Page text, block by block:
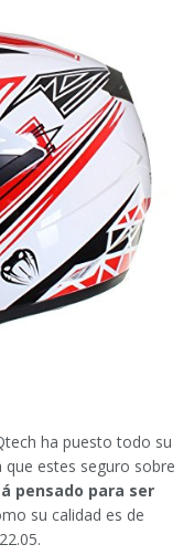
ha puesto todo su
estes seguro sobre
pensado para ser
su calidad es de